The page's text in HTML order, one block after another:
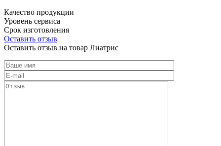
Качество продукции
Уровень сервиса
Срок изготовления
Оставить отзыв
Оставить отзыв на товар Лиатрис